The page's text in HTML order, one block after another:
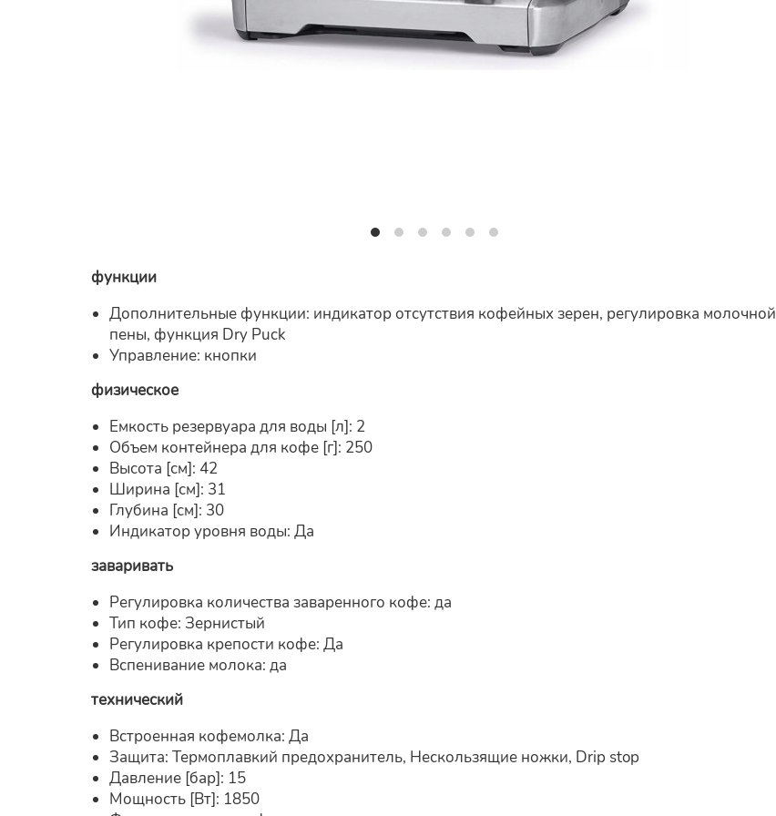
функции
Дополнительные функции: индикатор отсутствия кофейных зерен, регулировка молочной
пены, функция Dry Puck
Управление: кнопки
физическое
Емкость резервуара для воды [л]: 2
Объем контейнера для кофе [г]: 250
Высота [см]: 42
Ширина [см]: 31
Глубина [см]: 30
Индикатор уровня воды: Да
заваривать
Регулировка количества заваренного кофе: да
Тип кофе: Зернистый
Регулировка крепости кофе: Да
Вспенивание молока: да
технический
Встроенная кофемолка: Да
Защита: Термоплавкий предохранитель, Нескользящие ножки, Drip stop
Давление [бар]: 15
Мощность [Вт]: 1850